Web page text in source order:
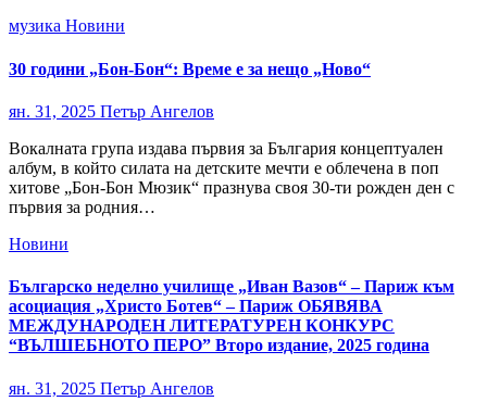
музика Новини
30 години „Бон-Бон“: Време е за нещо „Ново“
ян. 31, 2025 Петър Ангелов
Вокалната група издава първия за България концептуален
албум, в който силата на детските мечти е облечена в поп
хитове „Бон-Бон Мюзик“ празнува своя 30-ти рожден ден с
първия за родния…
Новини
Българско неделно училище „Иван Вазов“ – Париж към
асоциация „Христо Ботев“ – Париж ОБЯВЯВА
МЕЖДУНАРОДЕН ЛИТЕРАТУРЕН КОНКУРС
“ВЪЛШЕБНОТО ПЕРО” Второ издание, 2025 година
ян. 31, 2025 Петър Ангелов